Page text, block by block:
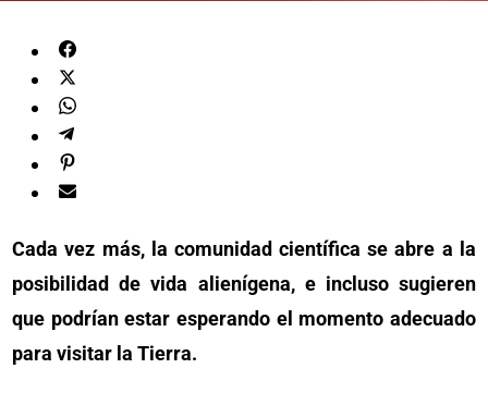
Cada vez más, la comunidad científica se abre a la
posibilidad de vida alienígena, e incluso sugieren
que podrían estar esperando el momento adecuado
para visitar la Tierra.